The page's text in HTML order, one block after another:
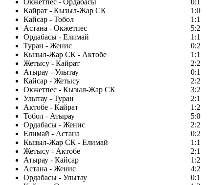
Окжетпес - Ордабасы
0:1
Кайрат - Кызыл-Жар СК
1:0
Кайсар - Тобол
1:1
Астана - Окжетпес
5:2
Ордабасы - Елимай
1:1
Туран - Женис
0:2
Кызыл-Жар СК - Актобе
1:1
Жетысу - Кайрат
2:2
Атырау - Улытау
0:1
Кайсар - Жетысу
2:2
Окжетпес - Кызыл-Жар СК
3:2
Улытау - Туран
2:1
Актобе - Кайрат
1:2
Тобол - Атырау
5:0
Ордабасы - Женис
2:2
Елимай - Астана
0:2
Кызыл-Жар СК - Елимай
1:1
Жетысу - Актобе
2:1
Атырау - Кайсар
1:2
Астана - Женис
4:2
Ордабасы - Улытау
0:1